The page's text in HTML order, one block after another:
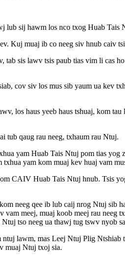
sij hawm los nco txog Huab Tais
Kuj muaj ib co neeg siv hnub caiv
tab sis lawv tsis paub tias vim li
cov siv los mus sib yaum ua kev
los haus yeeb haus tshuaj, kom
tub qaug rau neeg, txhaum rau Ntuj.
yam Huab Tais Ntuj pom tias
yam kom muaj kev huaj vam
CAIV Huab Tais Ntuj hnub. Tsis
neeg qee ib lub caij nrog Ntuj sib
meej, muaj koob meej rau
tso neeg ua thawj tug tswv nyob
lawm, mas Leej Ntuj Plig
muaj Ntuj txoj sia.